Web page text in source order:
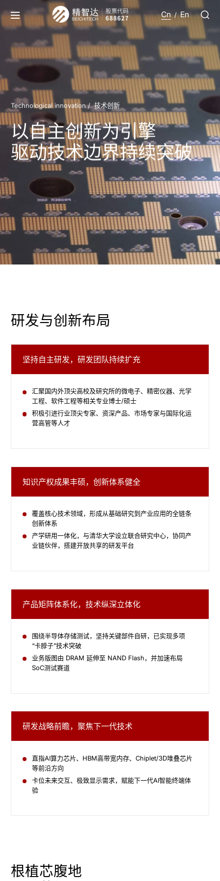
Cn / En
Technological innovation / 技术创新
以自主创新为引擎
驱动技术边界持续突破
研发与创新布局
坚持自主研发，研发团队持续扩充
汇聚国内外顶尖高校及研究所的微电子、精密仪器、光学
工程、软件工程等相关专业博士/硕士
积极引进行业顶尖专家、资深产品、市场专家与国际化运
营高管等人才
知识产权成果丰硕，创新体系健全
覆盖核心技术领域，形成从基础研究到产业应用的全链条
创新体系
产学研用一体化，与清华大学设立联合研究中心，协同产
业链伙伴，搭建开放共享的研发平台
产品矩阵体系化，技术纵深立体化​
围绕半导体存储测试，坚持关键部件自研，已实现多项
“卡脖子”技术突破
业务版图由 DRAM 延伸至 NAND Flash，并加速布局
SoC测试赛道
研发战略前瞻，聚焦下一代技术
直指AI算力芯片、HBM高带宽内存、Chiplet/3D堆叠芯片
等前沿方向
卡位未来交互、极致显示需求，赋能下一代AI智能终端体
验
根植芯腹地